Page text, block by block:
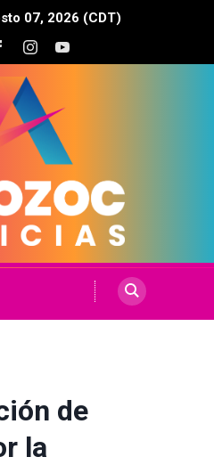
07, 2026 (CDT)
de
la